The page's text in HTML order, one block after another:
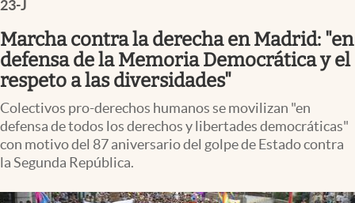
23-J
Marcha contra la derecha en Madrid: "en
defensa de la Memoria Democrática y el
respeto a las diversidades"
Colectivos pro-derechos humanos se movilizan "en
defensa de todos los derechos y libertades democráticas"
con motivo del 87 aniversario del golpe de Estado contra
la Segunda República.